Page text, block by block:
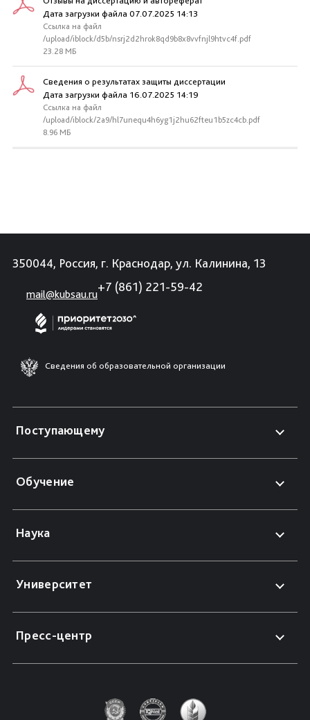
Дата загрузки файла 07.07.2025 14:13
Ссылка на файл
/upload/iblock/d5b/nsrj2d2hrok8qd9b8x8vvfnjl9htvc4f.pdf
23.28 МБ
Сведения о результатах защиты диссертации
Дата загрузки файла 16.07.2025 14:19
Ссылка на файл
/upload/iblock/2a9/hl7unequ4h6yg1j2hu62fteu1b5zc4cb.pdf
8.96 МБ
350044, Россия, г. Краснодар, ул. Калинина, 13
mail@kubsau.ru
+7 (861) 221-59-42
Сведения об образовательной организации
Поступающему
Обучение
Наука
Университет
Пресс-центр